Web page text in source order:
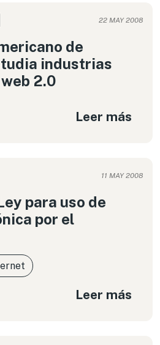
22 MAY 2008
de
industrias
2.0
Leer más
11 MAY 2008
para uso de
por el
Leer más